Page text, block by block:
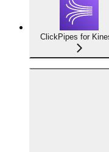
ClickPipes for